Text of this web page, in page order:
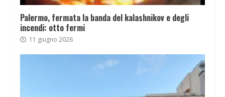
Palermo, fermata la banda del kalashnikov e degli
incendi: otto fermi
11 giugno 2026